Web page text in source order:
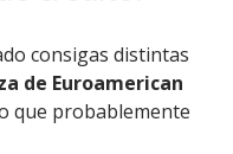
consigas distintas
de Euroamerican
que probablemente